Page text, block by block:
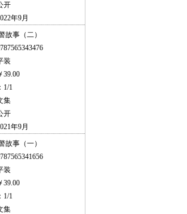
开
年9月
故事（二）
装
39.00
1/1
集
开
年9月
故事（一）
装
39.00
1/1
集